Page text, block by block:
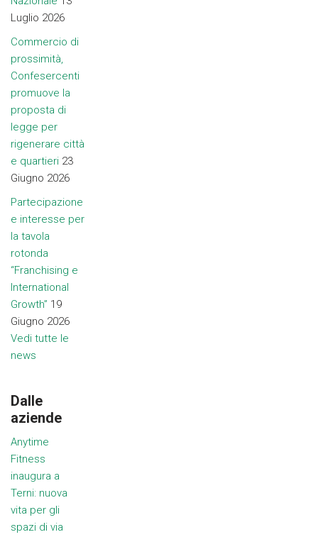
Luglio 2026
Commercio di
prossimità,
Confesercenti
promuove la
proposta di
legge per
rigenerare città
e quartieri 23
Giugno 2026
Partecipazione
e interesse per
la tavola
rotonda
“Franchising e
International
Growth” 19
Giugno 2026
Vedi tutte le
news
Dalle
aziende
Anytime
Fitness
inaugura a
Terni: nuova
vita per gli
spazi di via